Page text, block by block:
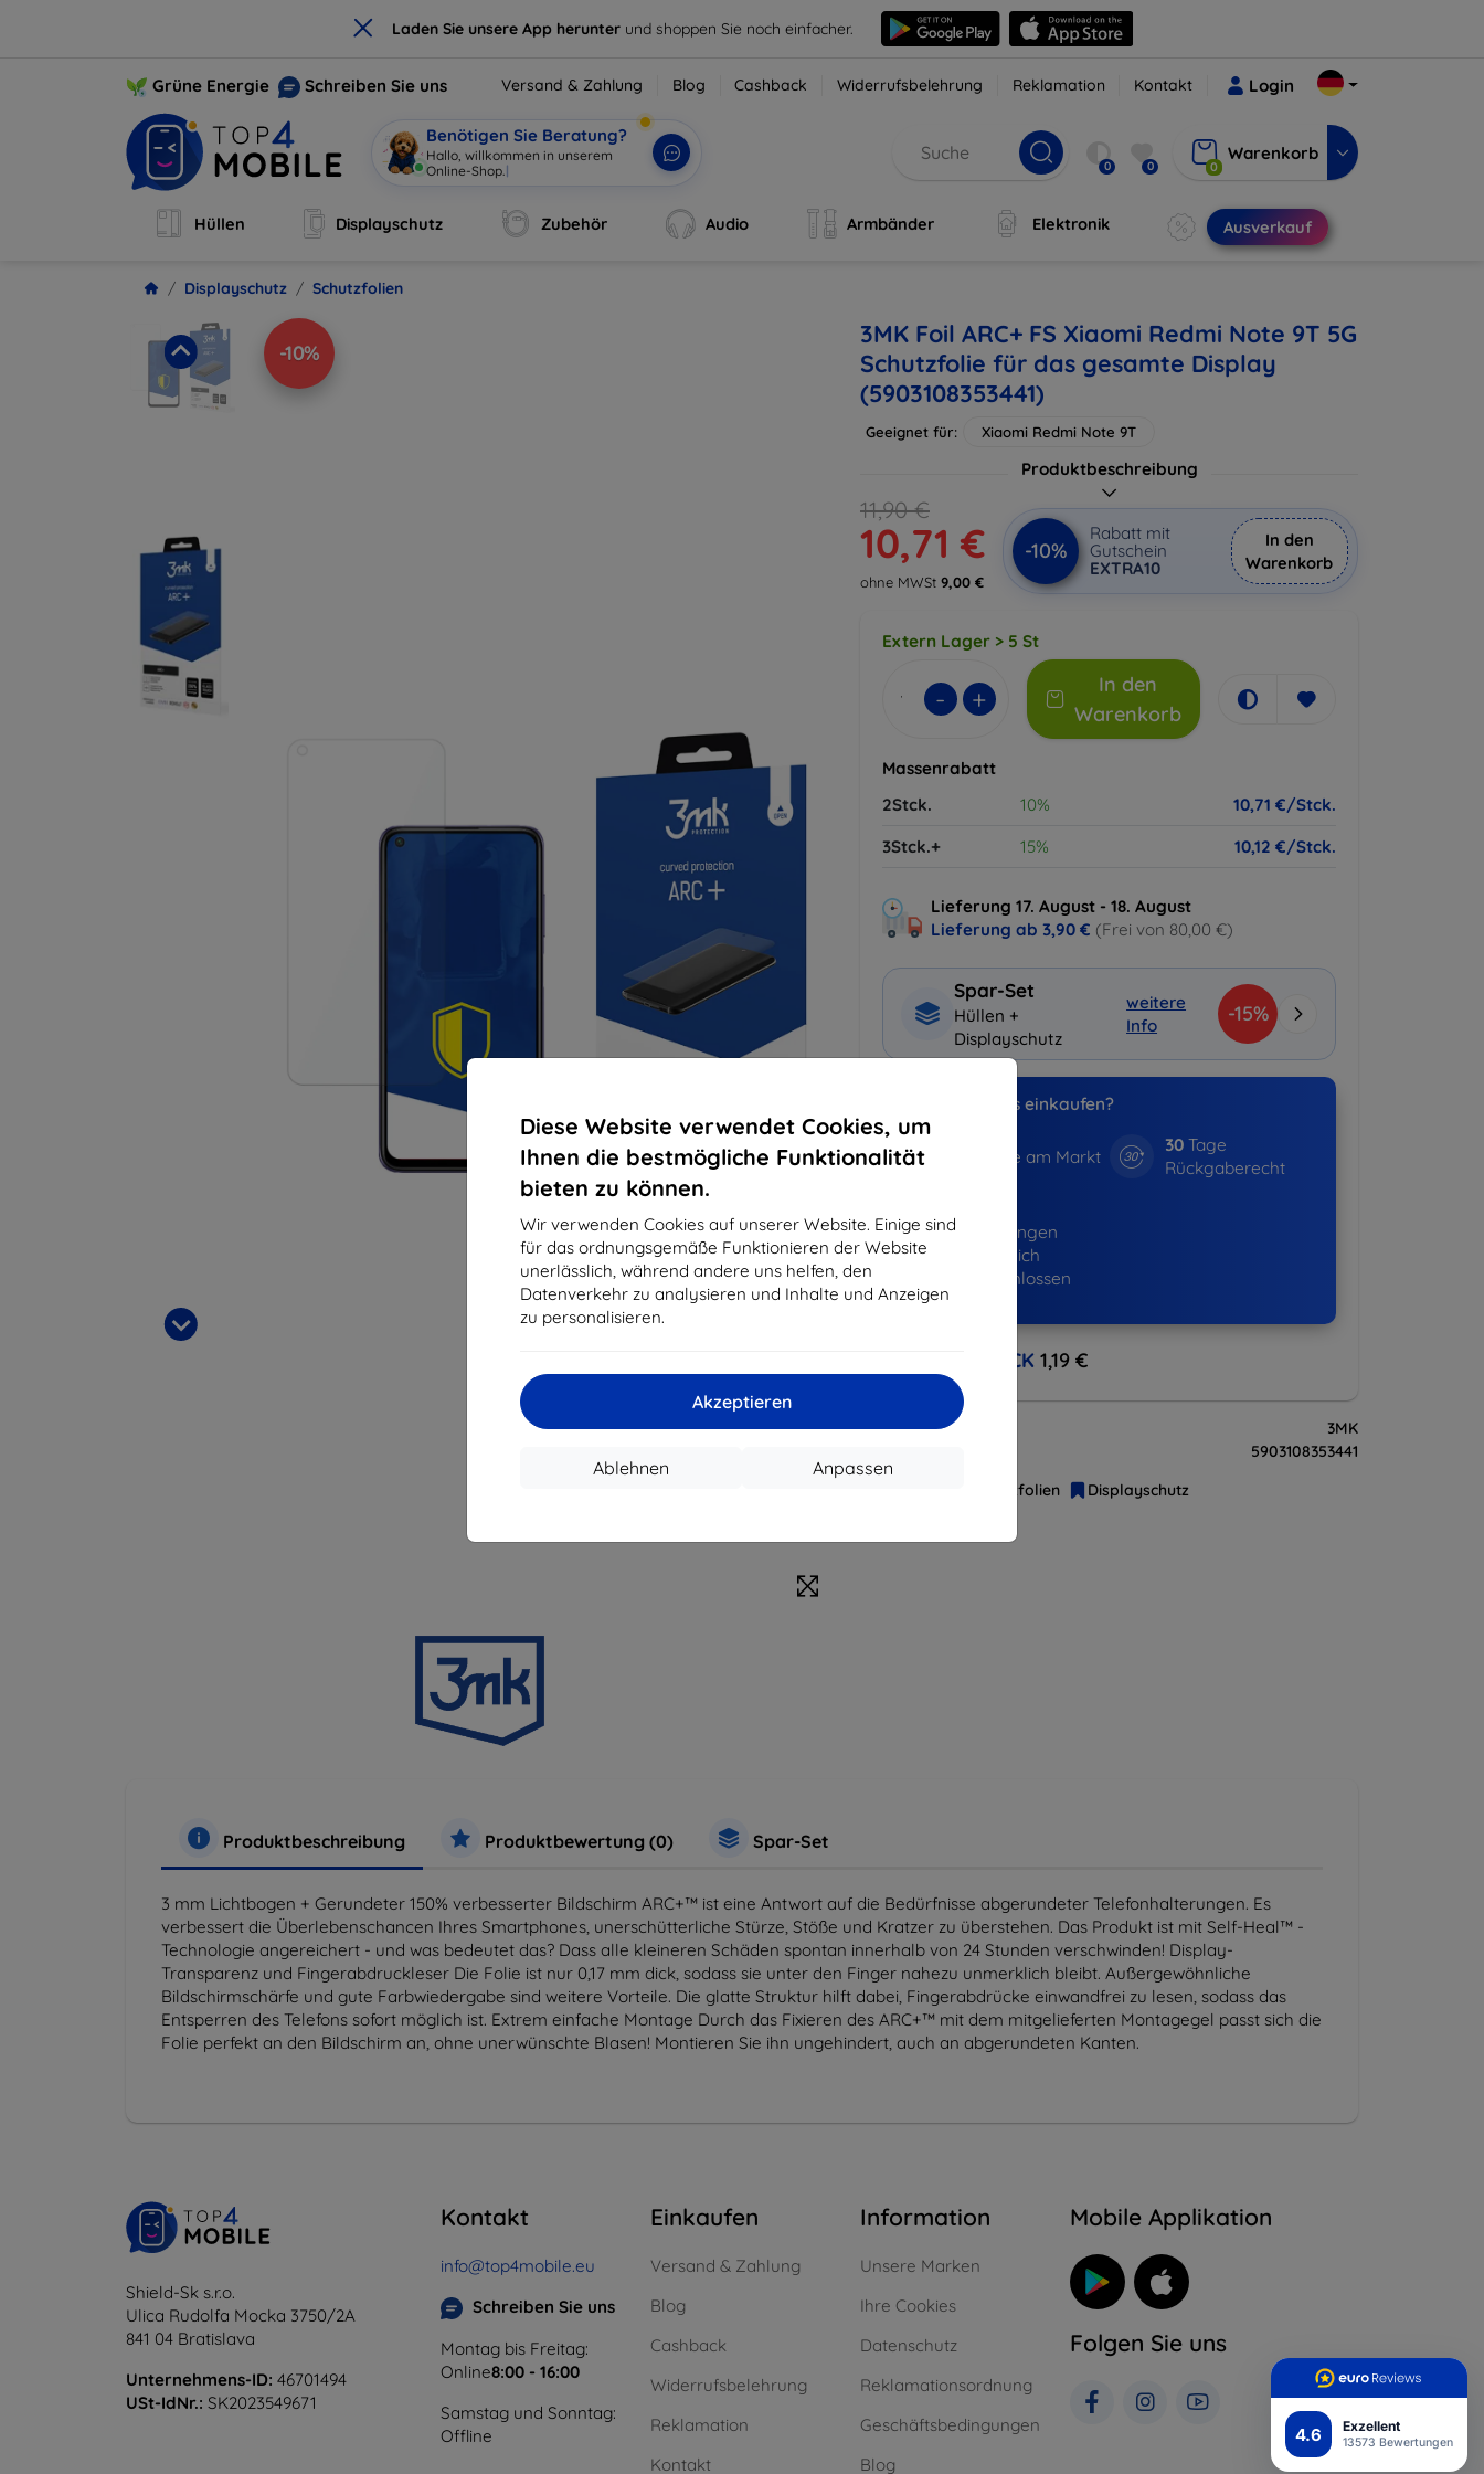
× Laden Sie unsere App herunter und shoppen Sie noch einfacher.
4.6 Exzellent
13573 Bewertungen
Diese Website verwendet Cookies, um
Ihnen die bestmögliche Funktionalität
bieten zu können.
Wir verwenden Cookies auf unserer Website. Einige sind
für das ordnungsgemäße Funktionieren der Website
unerlässlich, während andere uns helfen, den
Datenverkehr zu analysieren und Inhalte und Anzeigen
zu personalisieren.
Akzeptieren
Anpassen
Ablehnen
Grüne Energie Schreiben Sie uns Versand & Zahlung Blog Cashback Widerrufsbelehrung Reklamation Kontakt Login
Benötigen Sie Beratung?
Hallo, willkommen in unserem
Online-Shop. | 0 0 0
Warenkorb
Hüllen Displayschutz Zubehör Audio Armbänder Elektronik Ausverkauf
Displayschutz Schutzfolien
-10%
3MK Foil ARC+ FS Xiaomi Redmi Note 9T 5G
Schutzfolie für das gesamte Display
(5903108353441)
Geeignet für: Xiaomi Redmi Note 9T
Produktbeschreibung
11,90 €
10,71 €
ohne MWSt 9,00 €
-10%
Rabatt mit
Gutschein
EXTRA10
In den
Warenkorb
Extern Lager > 5 St
- +
In den
Warenkorb
Massenrabatt
2Stck.
10%
10,71 €/Stck.
3Stck.+
15% 10,12 €/Stck.
Lieferung 17. August - 18. August
Lieferung ab 3,90 € (Frei von 80,00 €)
Spar-Set
Hüllen +
Displayschutz
weitere
Info
-15%
Warum bei uns einkaufen?
Jahre am Markt
30Tage
Rückgaberecht
Bestellungen
erfolgreich
abgeschlossen
CASHBACK 1,19 €
Hersteller
3MK
5903108353441
Schutzfolien Displayschutz
Produktbeschreibung Produktbewertung (0) Spar-Set
3 mm Lichtbogen + Gerundeter 150% verbesserter Bildschirm ARC+™ ist eine Antwort auf die Bedürfnisse abgerundeter Telefonhalterungen. Es
verbessert die Überlebenschancen Ihres Smartphones, unerschütterliche Stürze, Stöße und Kratzer zu überstehen. Das Produkt ist mit Self-Heal™ -
Technologie angereichert - und was bedeutet das? Dass alle kleineren Schäden spontan innerhalb von 24 Stunden verschwinden! Display-
Transparenz und Fingerabdruckleser Die Folie ist nur 0,17 mm dick, sodass sie unter den Finger nahezu unmerklich bleibt. Außergewöhnliche
Bildschirmschärfe und gute Farbwiedergabe sind weitere Vorteile. Die glatte Struktur hilft dabei, Fingerabdrücke einwandfrei zu lesen, sodass das
Entsperren des Telefons sofort möglich ist. Extrem einfache Montage Durch das Fixieren des ARC+™ mit dem mitgelieferten Montagegel passt sich die
Folie perfekt an den Bildschirm an, ohne unerwünschte Blasen! Montieren Sie ihn ungehindert, auch an abgerundeten Kanten.
Shield-Sk s.r.o.
Ulica Rudolfa Mocka 3750/2A
841 04 Bratislava
Unternehmens-ID: 46701494
USt-IdNr.: SK2023549671
Kontakt
info@top4mobile.eu
Schreiben Sie uns
Montag bis Freitag:
Online8:00 - 16:00
Samstag und Sonntag:
Offline
Einkaufen
Versand & Zahlung
Blog
Cashback
Widerrufsbelehrung
Reklamation
Kontakt
Information
Unsere Marken
Ihre Cookies
Datenschutz
Reklamationsordnung
Geschäftsbedingungen
Blog
Mobile Applikation
Folgen Sie uns